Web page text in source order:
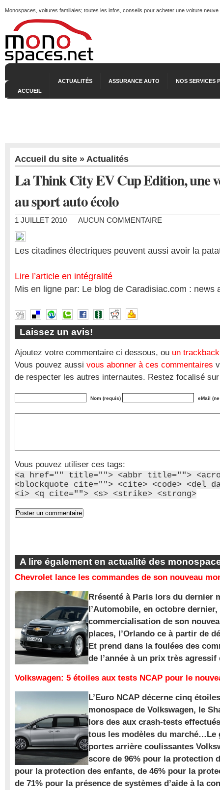
Monospaces, voitures familiales; toutes les infos, conseils pour acheter une voiture
ACCUEIL
ACTUALITÉS ASSURANCE AUTO NOS SERVICES
Accueil du site » Actualités
La Think City EV Cup Edition, une
au sport auto écolo
1 JUILLET 2010 AUCUN COMMENTAIRE
Les citadines électriques peuvent aussi avoir la
Lire l’article en intégralité
Mis en ligne par: Le blog de Caradisiac.com : news
Laissez un avis!
Ajoutez votre commentaire ci dessous, ou un trackback
Vous pouvez aussi vous abonner à ces commentaires
de respecter les autres internautes. Restez focalisé
Nom (requis) eMail
Vous pouvez utiliser ces tags:
<a href="" title=""> <abbr title="">
<blockquote cite=""> <cite> <code> <del
<i> <q cite=""> <s> <strike> <strong>
A lire également en actualité des
Chevrolet lance les commandes de son nouveau
Rrésenté à Paris lors du dernier
l’Automobile, en octobre
commercialisation de son
places, l’Orlando ce à partir de
Et prend dans la foulées des
de l’année à un prix très agressif
Volkswagen: 5 étoiles aux tests NCAP pour le
L’Euro NCAP décerne cinq
monospace de Volkswagen, le
lors des aux crash-tests
tous les modèles du marché…Le
portes arrière coulissantes
score de 96% pour la protection
pour la protection des enfants, de 46% pour la
de 71% pour la présence de systèmes d’aide à la